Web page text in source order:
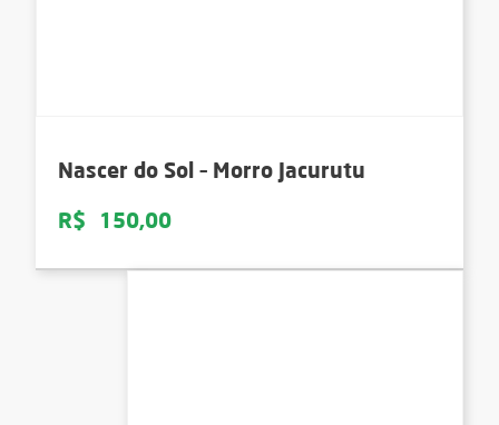
Nascer do Sol – Morro Jacurutu
R$ 150,00